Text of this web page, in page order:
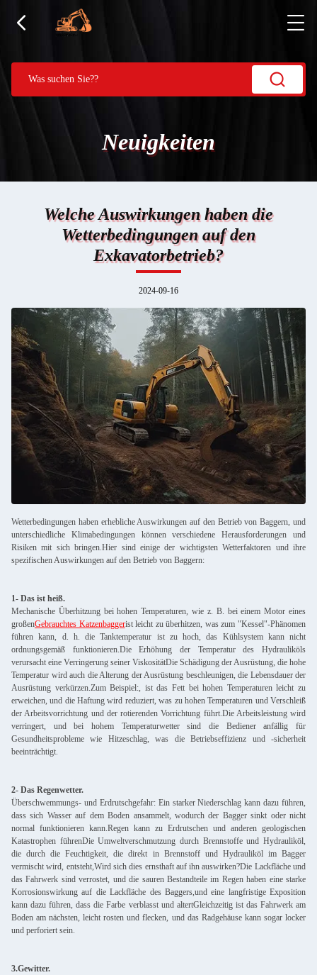
Neuigkeiten
Welche Auswirkungen haben die
Wetterbedingungen auf den
Exkavatorbetrieb?
2024-09-16
Wetterbedingungen haben erhebliche Auswirkungen auf den Betrieb von Baggern, und
unterschiedliche Klimabedingungen können verschiedene Herausforderungen und
Risiken mit sich bringen.Hier sind einige der wichtigsten Wetterfaktoren und ihre
spezifischen Auswirkungen auf den Betrieb von Baggern:
1- Das ist heiß.
Mechanische Überhitzung bei hohen Temperaturen, wie z. B. bei einem Motor eines
großenGebrauchtes Katzenbaggerist leicht zu überhitzen, was zum "Kessel"-Phänomen
führen kann, d. h. die Tanktemperatur ist zu hoch, das Kühlsystem kann nicht
ordnungsgemäß funktionieren.Die Erhöhung der Temperatur des Hydrauliköls
verursacht eine Verringerung seiner ViskositätDie Schädigung der Ausrüstung, die hohe
Temperatur wird auch die Alterung der Ausrüstung beschleunigen, die Lebensdauer der
Ausrüstung verkürzen.Zum Beispiel:, ist das Fett bei hohen Temperaturen leicht zu
erweichen, und die Haftung wird reduziert, was zu hohen Temperaturen und Verschleiß
der Arbeitsvorrichtung und der rotierenden Vorrichtung führt.Die Arbeitsleistung wird
verringert, und bei hohem Temperaturwetter sind die Bediener anfällig für
Gesundheitsprobleme wie Hitzeschlag, was die Betriebseffizienz und -sicherheit
beeinträchtigt.
2- Das Regenwetter.
Überschwemmungs- und Erdrutschgefahr: Ein starker Niederschlag kann dazu führen,
dass sich Wasser auf dem Boden ansammelt, wodurch der Bagger sinkt oder nicht
normal funktionieren kann.Regen kann zu Erdrutschen und anderen geologischen
Katastrophen führenDie Umweltverschmutzung durch Brennstoffe und Hydrauliköl,
die durch die Feuchtigkeit, die direkt in Brennstoff und Hydrauliköl im Bagger
vermischt wird, entsteht,Wird sich dies ernsthaft auf ihn auswirken?Die Lackfläche und
das Fahrwerk sind verrostet, und die sauren Bestandteile im Regen haben eine starke
Korrosionswirkung auf die Lackfläche des Baggers,und eine langfristige Exposition
kann dazu führen, dass die Farbe verblasst und altertGleichzeitig ist das Fahrwerk am
Boden am nächsten, leicht rosten und flecken, und das Radgehäuse kann sogar locker
und perforiert sein.
3.Gewitter.